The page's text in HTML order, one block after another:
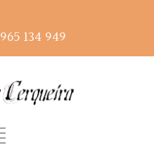
965 134 949